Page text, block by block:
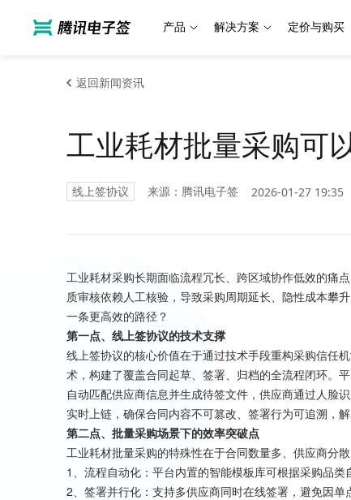
产品 解决方案 定价与购买
返回新闻资讯
工业耗材批量采购可
线上签协议 来源：腾讯电子签 2026-01-27 19:35
工业耗材采购长期面临流程冗长、跨区域协作低效的痛
质审核依赖人工核验，导致采购周期延长、隐性成本攀
一条更高效的路径？
第一点、线上签协议的技术支撑
线上签协议的核心价值在于通过技术手段重构采购信任
术，构建了覆盖合同起草、签署、归档的全流程闭环。
自动匹配供应商信息并生成待签文件，供应商通过人脸
实时上链，确保合同内容不可篡改、签署行为可追溯，
第二点、批量采购场景下的效率突破点
工业耗材批量采购的特殊性在于合同数量多、供应商分
1、流程自动化：平台内置的智能模板库可根据采购品
2、签署并行化：支持多供应商同时在线签署，避免因单